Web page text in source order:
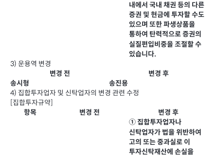
내에서 국내 채권 등의 다른
증권 및 현금에 투자할 수도
있으며 또한 파생상품을
통하여 탄력적으로 증권의
실질편입비중을 조절할 수
있습니다.
3) 운용역 변경
변경 전
변경 후
송시형
송진용
4) 집합투자업자 및 신탁업자의 변경 관련 수정
[집합투자규약]
항목
변경 전 변경 후
① 집합투자업자나
신탁업자가 법을 위반하여
고의 또는 중과실로 이
투자신탁재산에 손실을